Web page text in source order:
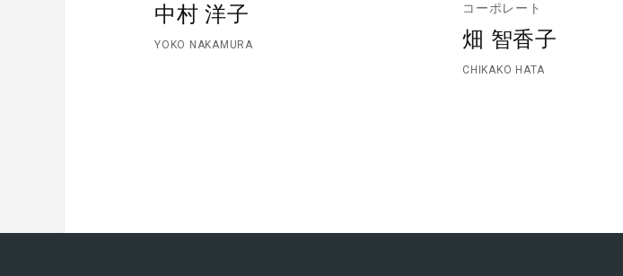
中村 洋子
YOKO NAKAMURA
コーポレート
畑 智香子
CHIKAKO HATA